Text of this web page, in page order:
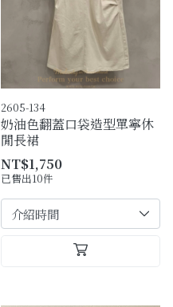
2605-134
奶油色翻蓋口袋造型單寧休
閒長裙
NT$1,750
已售出10件